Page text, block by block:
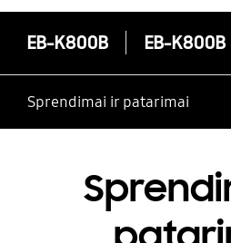
EB-K800B EB-K800B
Sprendimai ir patarimai